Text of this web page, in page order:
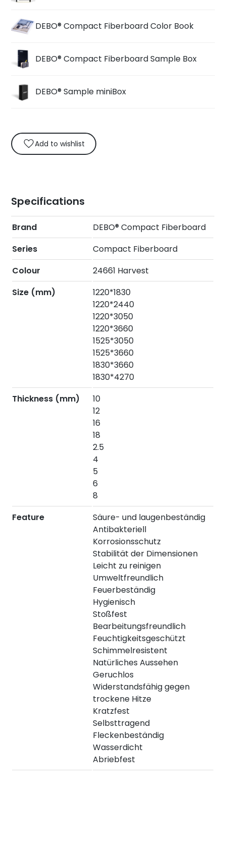
DEBO® Compact Fiberboard Color Book
DEBO® Compact Fiberboard Sample Box
DEBO® Sample miniBox
Add to wishlist
Specifications
Brand
DEBO® Compact Fiberboard
Series
Compact Fiberboard
Colour
24661 Harvest
Size (mm)
1220*1830
1220*2440
1220*3050
1220*3660
1525*3050
1525*3660
1830*3660
1830*4270
Thickness (mm)
10
12
16
18
2.5
4
5
6
8
Feature
Säure- und laugenbeständig
Antibakteriell
Korrosionsschutz
Stabilität der Dimensionen
Leicht zu reinigen
Umweltfreundlich
Feuerbeständig
Hygienisch
Stoßfest
Bearbeitungsfreundlich
Feuchtigkeitsgeschützt
Schimmelresistent
Natürliches Aussehen
Geruchlos
Widerstandsfähig gegen
trockene Hitze
Kratzfest
Selbsttragend
Fleckenbeständig
Wasserdicht
Abriebfest